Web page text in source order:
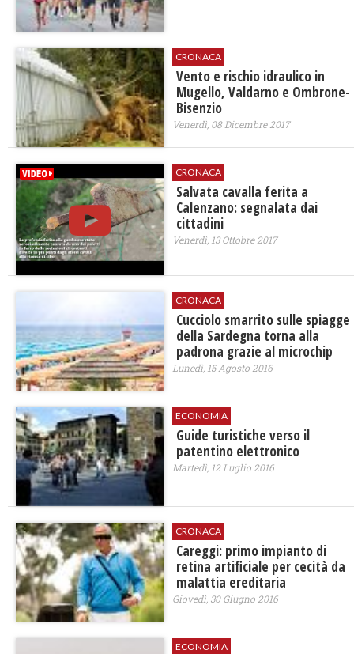
CRONACA
Vento e rischio idraulico in
Mugello, Valdarno e Ombrone-
Bisenzio
Venerdì, 08 Dicembre 2017
CRONACA
Salvata cavalla ferita a
Calenzano: segnalata dai
cittadini
Venerdì, 13 Ottobre 2017
CRONACA
Cucciolo smarrito sulle spiagge
della Sardegna torna alla
padrona grazie al microchip
Lunedì, 15 Agosto 2016
ECONOMIA
Guide turistiche verso il
patentino elettronico
Martedì, 12 Luglio 2016
CRONACA
Careggi: primo impianto di
retina artificiale per cecità da
malattia ereditaria
Giovedì, 30 Giugno 2016
ECONOMIA